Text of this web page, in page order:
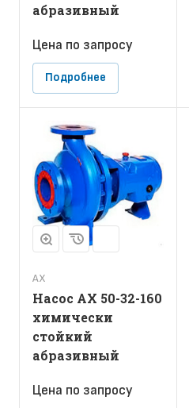
абразивный
Цена по запросу
Подробнее
АХ
Насос АХ 50-32-160
химически
стойкий
абразивный
Цена по запросу